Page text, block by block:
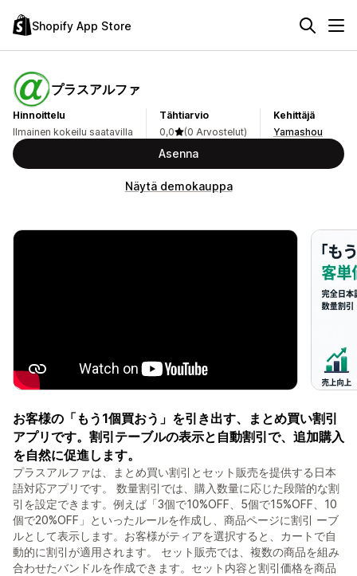
Shopify App Store
プラスアルファ
Hinnoittelu
Ilmainen kokeilu saatavilla
Tähtiarvio
0,0
(0 Arvostelut)
Kehittäjä
Yamashou
Asenna
Näytä demokauppa
お客様の「もう1個買おう」を引き出す、まとめ買い割引
アプリです。割引テーブルの表示と自動割引で、追加購入
を自然に促進します。
プラスアルファは、まとめ買い割引とセット販売を提供する日本
語対応アプリです。 数量割引では、購入数量に応じた段階的な割
引を設定できます。例えば「3個で10%OFF、5個で15%OFF、10
個で20%OFF」といったルールを作成し、商品ページに割引 ーブ
ルとして表示します。お客様がティアを選択すると、カートで自
動的に割引が適用されます。 セット販売では、複数の商品を組み
合わせたバンドルを作成できます。セット内容と割引価格を商品